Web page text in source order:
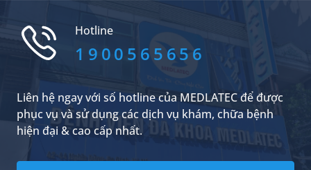
chân, khiến người bệnh đi lại khó khăn và
được điều trị sớm có thể dẫn đến...
Hotline
1900565656
Liên hệ ngay với số hotline của MEDLATEC để được
phục vụ và sử dụng các dịch vụ khám, chữa bệnh
hiện đại & cao cấp nhất.